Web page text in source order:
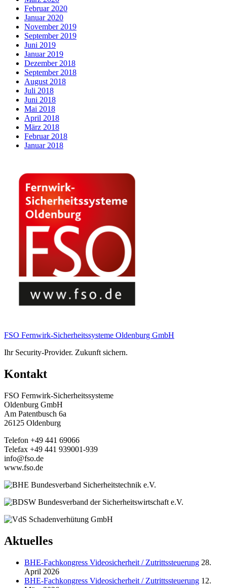
Februar 2020
Januar 2020
November 2019
September 2019
Juni 2019
Januar 2019
Dezember 2018
September 2018
August 2018
Juli 2018
Juni 2018
Mai 2018
April 2018
März 2018
Februar 2018
Januar 2018
FSO Fernwirk-Sicherheitssysteme Oldenburg GmbH
Ihr Security-Provider. Zukunft sichern.
Kontakt
FSO Fernwirk-Sicherheitssysteme
Oldenburg GmbH
Am Patentbusch 6a
26125 Oldenburg
Telefon +49 441 69066
Telefax +49 441 939001-939
info@fso.de
www.fso.de
Aktuelles
BHE-Fachkongress Videosicherheit / Zutrittssteuerung 28.
April 2026
BHE-Fachkongress Videosicherheit / Zutrittssteuerung 12.